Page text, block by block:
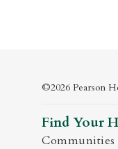
©2026 Pearson
Find Your
Communities